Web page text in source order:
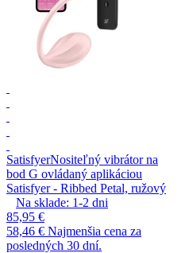
SatisfyerNositeľný vibrátor na
bod G ovládaný aplikáciou
Satisfyer - Ribbed Petal, ružový
Na sklade: 1-2 dni
85,95 €
58,46 € Najmenšia cena za
posledných 30 dní.